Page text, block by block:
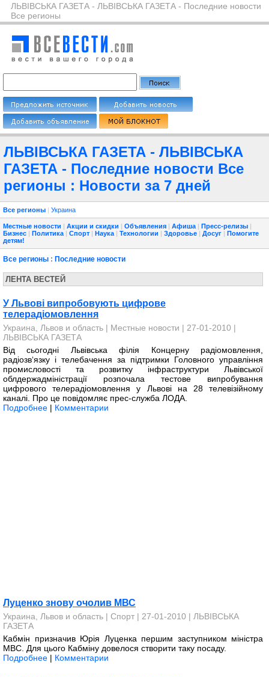
ЛЬВІВСЬКА ГАЗЕТА - ЛЬВІВСЬКА ГАЗЕТА - Последние новости
Все регионы
ЛЬВІВСЬКА ГАЗЕТА - ЛЬВІВСЬКА
ГАЗЕТА - Последние новости Все
регионы : Новости за 7 дней
Все регионы | Украина
Местные новости | Акции и скидки | Объявления | Афиша | Пресс-релизы |
Бизнес | Политика | Спорт | Наука | Технологии | Здоровье | Досуг | Помогите
детям!
Все регионы : Последние новости
ЛЕНТА ВЕСТЕЙ
У Львові випробовують цифрове
телерадіомовлення
Украина, Львов и область | Местные новости | 27-01-2010 |
ЛЬВІВСЬКА ГАЗЕТА
Від сьогодні Львівська філія Концерну радіомовлення,
радіозв‘язку і телебачення за підтримки Головного управління
промисловості та розвитку інфраструктури Львівської
облдержадміністрації розпочала тестове випробування
цифрового телерадіомовлення у Львові на 28 телевізійному
каналі. Про це повідомляє прес-служба ЛОДА.
Подробнее | Комментарии
Луценко знову очолив МВС
Украина, Львов и область | Спорт | 27-01-2010 | ЛЬВІВСЬКА
ГАЗЕТА
Кабмін призначив Юрія Луценка першим заступником міністра
МВС. Для цього Кабміну довелося створити таку посаду.
Подробнее | Комментарии